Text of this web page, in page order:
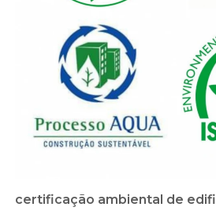
certificação ambiental de